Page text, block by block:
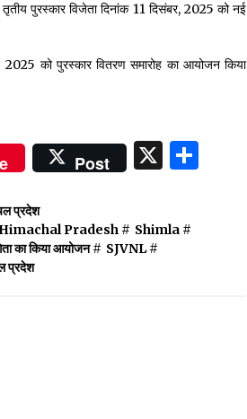
पुरस्कार विजेता दिनांक 11 दिसंबर, 2025 को नई
2025 को पुरस्कार वितरण समारोह का आयोजन किया
Post X
प्रदेश
Himachal Pradesh # Shimla #
का किया आयोजन# SJVNL #
प्रदेश